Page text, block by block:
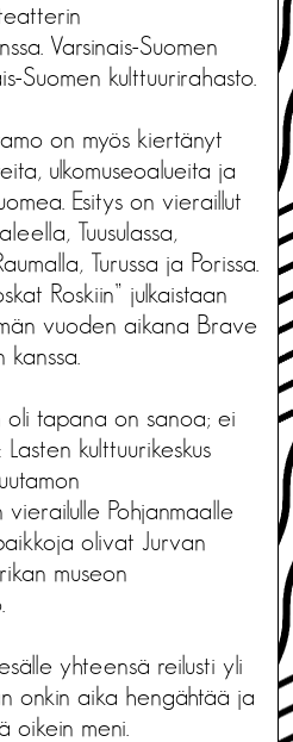
Varsinais-Suomen
Suomen kulttuurirahasto.
on myös kiertänyt
ulkomuseoalueita ja
Esitys on vieraillut
Tuusulassa,
Turussa ja Porissa.
Roskiin” julkaistaan
vuoden aikana Brave
oli tapana on sanoa; ei
kulttuurikeskus
Pohjanmaalle
olivat Jurvan
museon
yhteensä reilusti yli
onkin aika hengähtää ja
oikein meni.